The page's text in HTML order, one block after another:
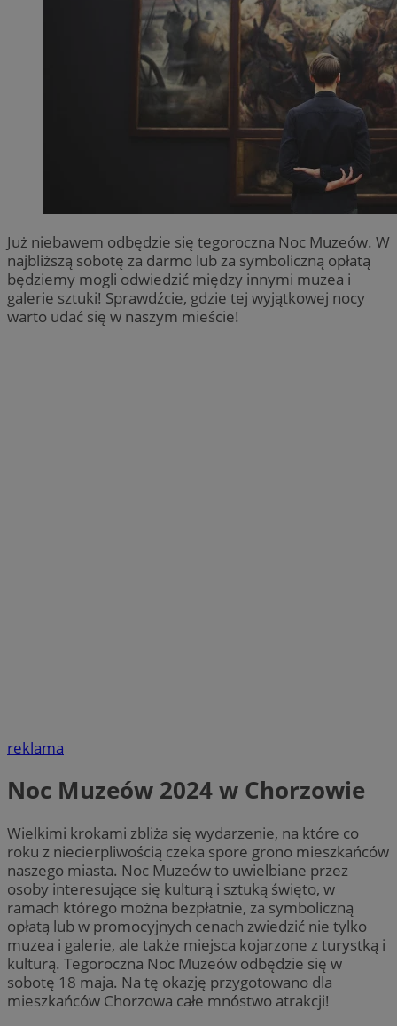
Już niebawem odbędzie się tegoroczna Noc Muzeów. W
najbliższą sobotę za darmo lub za symboliczną opłatą
będziemy mogli odwiedzić między innymi muzea i
galerie sztuki! Sprawdźcie, gdzie tej wyjątkowej nocy
warto udać się w naszym mieście!
reklama
Noc Muzeów 2024 w Chorzowie
Wielkimi krokami zbliża się wydarzenie, na które co
roku z niecierpliwością czeka spore grono mieszkańców
naszego miasta. Noc Muzeów to uwielbiane przez
osoby interesujące się kulturą i sztuką święto, w
ramach którego można bezpłatnie, za symboliczną
opłatą lub w promocyjnych cenach zwiedzić nie tylko
muzea i galerie, ale także miejsca kojarzone z turystką i
kulturą. Tegoroczna Noc Muzeów odbędzie się w
sobotę 18 maja. Na tę okazję przygotowano dla
mieszkańców Chorzowa całe mnóstwo atrakcji!